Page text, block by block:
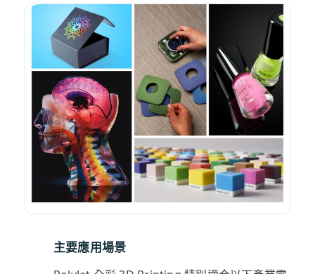
主要應用場景